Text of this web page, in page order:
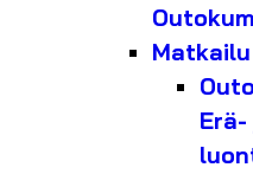
Matkailu
Erä-